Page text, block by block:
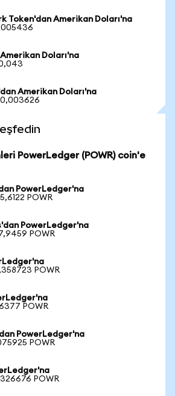
Token'dan Amerikan Doları'na
Doları'na
Amerikan Doları'na
PowerLedger (POWR) coin'e
PowerLedger'na
POWR
PowerLedger'na
POWR
POWR
POWR
PowerLedger'na
POWR
POWR